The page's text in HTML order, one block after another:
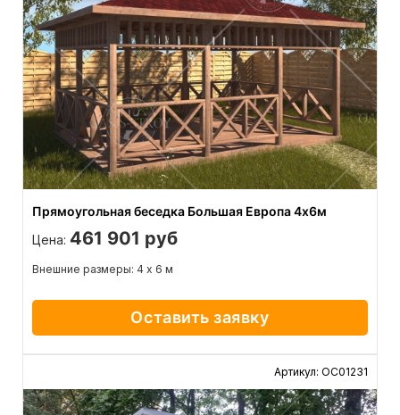
Прямоугольная беседка Большая Европа 4х6м
Цена: 461 901 руб
Внешние размеры: 4 х 6 м
Оставить заявку
Артикул: ОС01231